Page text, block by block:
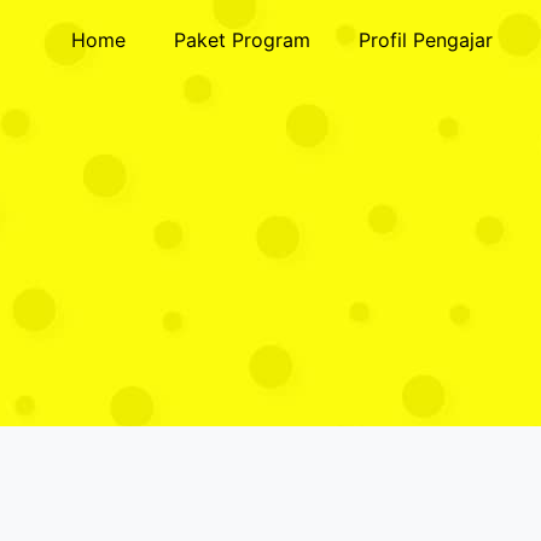
Home Paket Program Profil Pengajar